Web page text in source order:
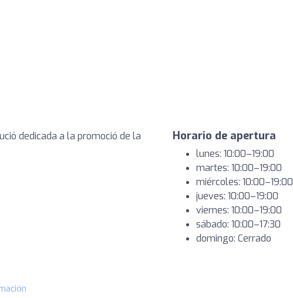
dedicada a la promoció de la
Horario de apertura
lunes: 10:00–19:00
martes: 10:00–19:00
miércoles: 10:00–19:00
jueves: 10:00–19:00
viernes: 10:00–19:00
sábado: 10:00–17:30
domingo: Cerrado